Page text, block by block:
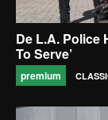
De L.A. Police
To Serve’
premium